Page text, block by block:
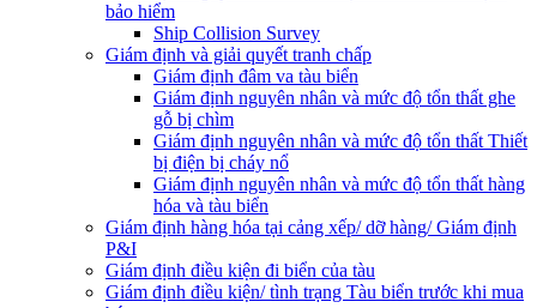
bảo hiểm
Ship Collision Survey
Giám định và giải quyết tranh chấp
Giám định đâm va tàu biển
Giám định nguyên nhân và mức độ tổn thất ghe
gỗ bị chìm
Giám định nguyên nhân và mức độ tổn thất Thiết
bị điện bị cháy nổ
Giám định nguyên nhân và mức độ tổn thất hàng
hóa và tàu biển
Giám định hàng hóa tại cảng xếp/ dỡ hàng/ Giám định
P&I
Giám định điều kiện đi biển của tàu
Giám định điều kiện/ tình trạng Tàu biển trước khi mua